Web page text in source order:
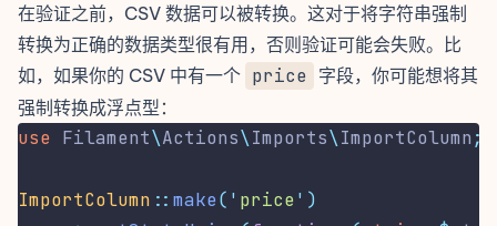
在验证之前，CSV 数据可以被转换。这对于将字符串强制
转换为正确的数据类型很有用，否则验证可能会失败。比
如，如果你的 CSV 中有一个 price 字段，你可能想将其
强制转换成浮点型：
use Filament\Actions\Imports\ImportColumn ;
ImportColumn :: make( ' price ' )